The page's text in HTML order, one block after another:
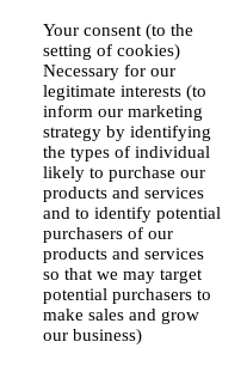
Your consent (to the
setting of cookies)
Necessary for our
legitimate interests (to
inform our marketing
strategy by identifying
the types of individual
likely to purchase our
products and services
and to identify potential
purchasers of our
products and services
so that we may target
potential purchasers to
make sales and grow
our business)